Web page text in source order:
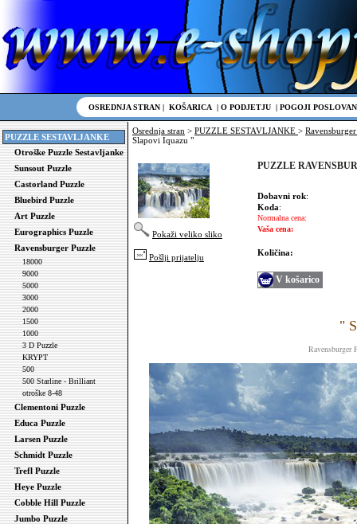
OSREDNJA STRAN| KOŠARICA| O PODJETJU| POGOJI
PUZZLE SESTAVLJANKE
Otroške Puzzle Sestavljanke
Sunsout Puzzle
Castorland Puzzle
Bluebird Puzzle
Art Puzzle
Eurographics Puzzle
Ravensburger Puzzle
18000
9000
5000
3000
2000
1500
1000
3 D Puzzle
KRYPT
500
500 Starline - Brilliant
otroške 8-48
Clementoni Puzzle
Educa Puzzle
Larsen Puzzle
Schmidt Puzzle
Trefl Puzzle
Heye Puzzle
Cobble Hill Puzzle
Jumbo Puzzle
Osrednja stran > PUZZLE SESTAVLJANKE >
Slapovi Iquazu "
Pokaži veliko sliko
Pošlji prijatelju
PUZZLE
Dobavni rok:
Koda:
Normalna cena:
Vaša cena:
Količina:
V košarico
"